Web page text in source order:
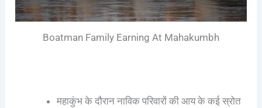
Boatman Family Earning At Mahakumbh
महाकुंभ के दौरान नाविक परिवारों की आय के कई स्रोत